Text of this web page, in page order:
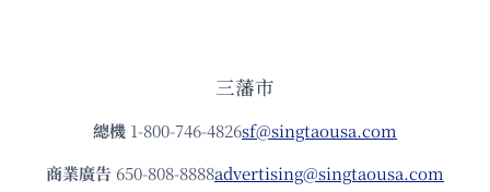
三藩市
總機 1-800-746-4826sf@singtaousa.com
商業廣告 650-808-8888advertising@singtaousa.com